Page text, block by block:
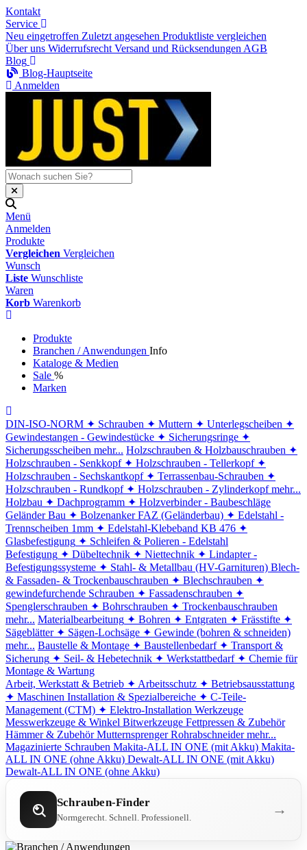
Kontakt
Service
Neu eingetroffen Zuletzt angesehen Produktliste vergleichen
Über uns Widerrufsrecht Versand und Rücksendungen AGB
Blog
Blog-Hauptseite
Anmelden
Menü
Anmelden
Produkte
Vergleichen Vergleichen
Wunsch
Liste Wunschliste
Waren
Korb Warenkorb
Produkte
Branchen / Anwendungen Info
Kataloge & Medien
Sale %
Marken
DIN-ISO-NORM ✦ Schrauben ✦ Muttern ✦ Unterlegscheiben ✦
Gewindestangen - Gewindestücke ✦ Sicherungsringe ✦
Sicherungsscheiben mehr... Holzschrauben & Holzbauschrauben ✦
Holzschrauben - Senkkopf ✦ Holzschrauben - Tellerkopf ✦
Holzschrauben - Sechskantkopf ✦ Terrassenbau-Schrauben ✦
Holzschrauben - Rundkopf ✦ Holzschrauben - Zylinderkopf mehr...
Holzbau ✦ Dachprogramm ✦ Holzverbinder - Baubeschläge
Geländer Bau ✦ Bolzenanker FAZ (Geländerbau) ✦ Edelstahl -
Trennscheiben 1mm ✦ Edelstahl-Klebeband KB 476 ✦
Glasbefestigung ✦ Schleifen & Polieren - Edelstahl
Befestigung ✦ Dübeltechnik ✦ Niettechnik ✦ Lindapter -
Befestigungssysteme ✦ Stahl- & Metallbau (HV-Garnituren) Blech-
& Fassaden- & Trockenbauschrauben ✦ Blechschrauben ✦
gewindefurchende Schrauben ✦ Fassadenschrauben ✦
Spenglerschrauben ✦ Bohrschrauben ✦ Trockenbauschrauben
mehr... Materialbearbeitung ✦ Bohren ✦ Entgraten ✦ Frässtifte ✦
Sägeblätter ✦ Sägen-Lochsäge ✦ Gewinde (bohren & schneiden)
mehr... Baustelle & Montage ✦ Baustellenbedarf ✦ Transport &
Sicherung ✦ Seil- & Hebetechnik ✦ Werkstattbedarf ✦ Chemie für
Montage & Wartung
Arbeit, Werkstatt & Betrieb ✦ Arbeitsschutz ✦ Betriebsausstattung
✦ Maschinen Installation & Spezialbereiche ✦ C-Teile-
Management (CTM) ✦ Elektro-Installation Werkzeuge
Messwerkzeuge & Winkel Bitwerkzeuge Fettpressen & Zubehör
Hämmer & Zubehör Mutternsprenger Rohrabschneider mehr...
Magazinierte Schrauben Makita-ALL IN ONE (mit Akku) Makita-
ALL IN ONE (ohne Akku) Dewalt-ALL IN ONE (mit Akku)
Dewalt-ALL IN ONE (ohne Akku)
Schrauben-Finder
Normgerecht. Schnell. Professionell. →